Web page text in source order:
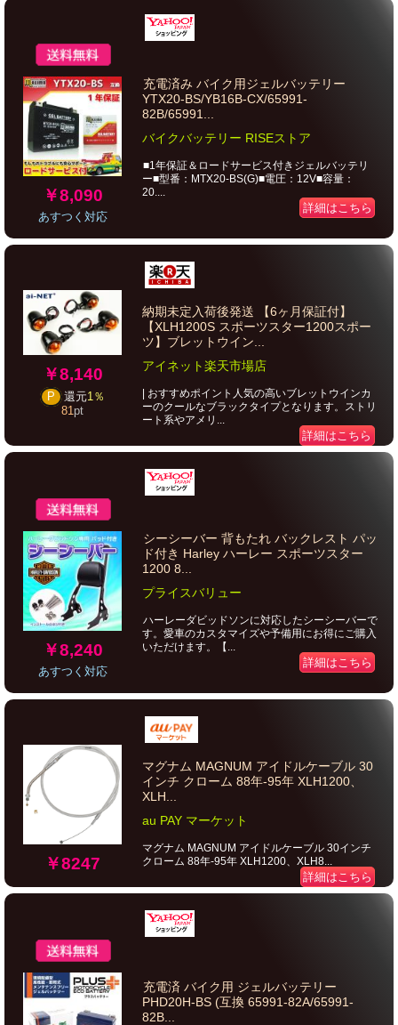
￥8,090
あすつく対応
充電済み バイク用ジェルバッテリー
YTX20-BS/YB16B-CX/65991-
82B/65991...
バイクバッテリー RISEストア
■1年保証＆ロードサービス付きジェルバッテリ
ー■型番：MTX20-BS(G)■電圧：12V■容量：
20....
詳細はこちら
￥8,140
P 還元1％
81pt
納期未定入荷後発送 【6ヶ月保証付】
【XLH1200S スポーツスター1200スポー
ツ】ブレットウイン...
アイネット楽天市場店
| おすすめポイント人気の高いブレットウインカ
ーのクールなブラックタイプとなります。ストリ
ート系やアメリ...
詳細はこちら
￥8,240
あすつく対応
シーシーバー 背もたれ バックレスト パッ
ド付き Harley ハーレー スポーツスター
1200 8...
プライスバリュー
ハーレーダビッドソンに対応したシーシーバーで
す。愛車のカスタマイズや予備用にお得にご購入
いただけます。【...
詳細はこちら
￥8247
マグナム MAGNUM アイドルケーブル 30
インチ クローム 88年-95年 XLH1200、
XLH...
au PAY マーケット
マグナム MAGNUM アイドルケーブル 30インチ
クローム 88年-95年 XLH1200、XLH8...
詳細はこちら
充電済 バイク用 ジェルバッテリー
PHD20H-BS (互換 65991-82A/65991-
82B...